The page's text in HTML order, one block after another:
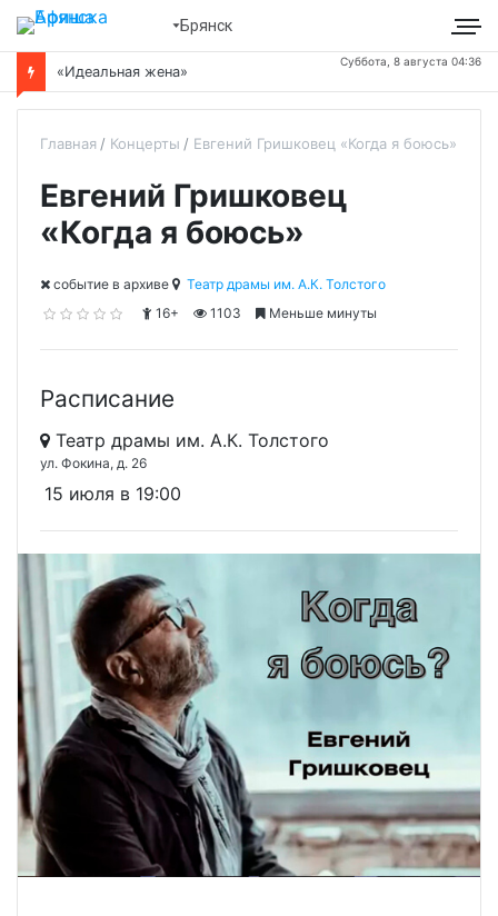
Брянск
«Идеальная жена»
Суббота, 8 августа 04:36
Главная Концерты Евгений Гришковец «Когда я боюсь»
Евгений Гришковец
«Когда я боюсь»
cобытие в архиве
Театр драмы им. А.К. Толстого
16+
1103 Меньше минуты
Расписание
Театр драмы им. А.К. Толстого
ул. Фокина, д. 26
15 июля в 19:00